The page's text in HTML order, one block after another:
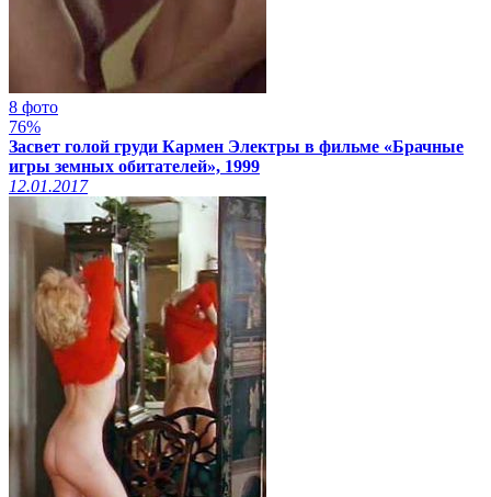
8 фото
76%
Засвет голой груди Кармен Электры в фильме «Брачные
игры земных обитателей», 1999
12.01.2017